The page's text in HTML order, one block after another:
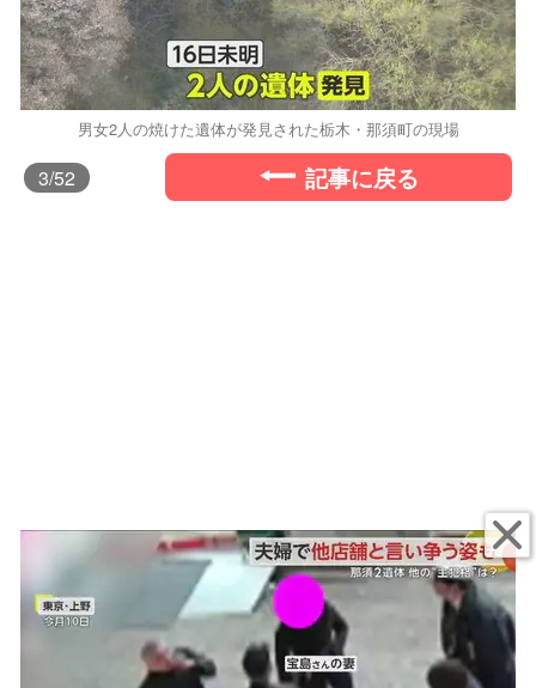
男女2人の焼けた遺体が発見された栃木・那須町の現場
3/52 記事に戻る